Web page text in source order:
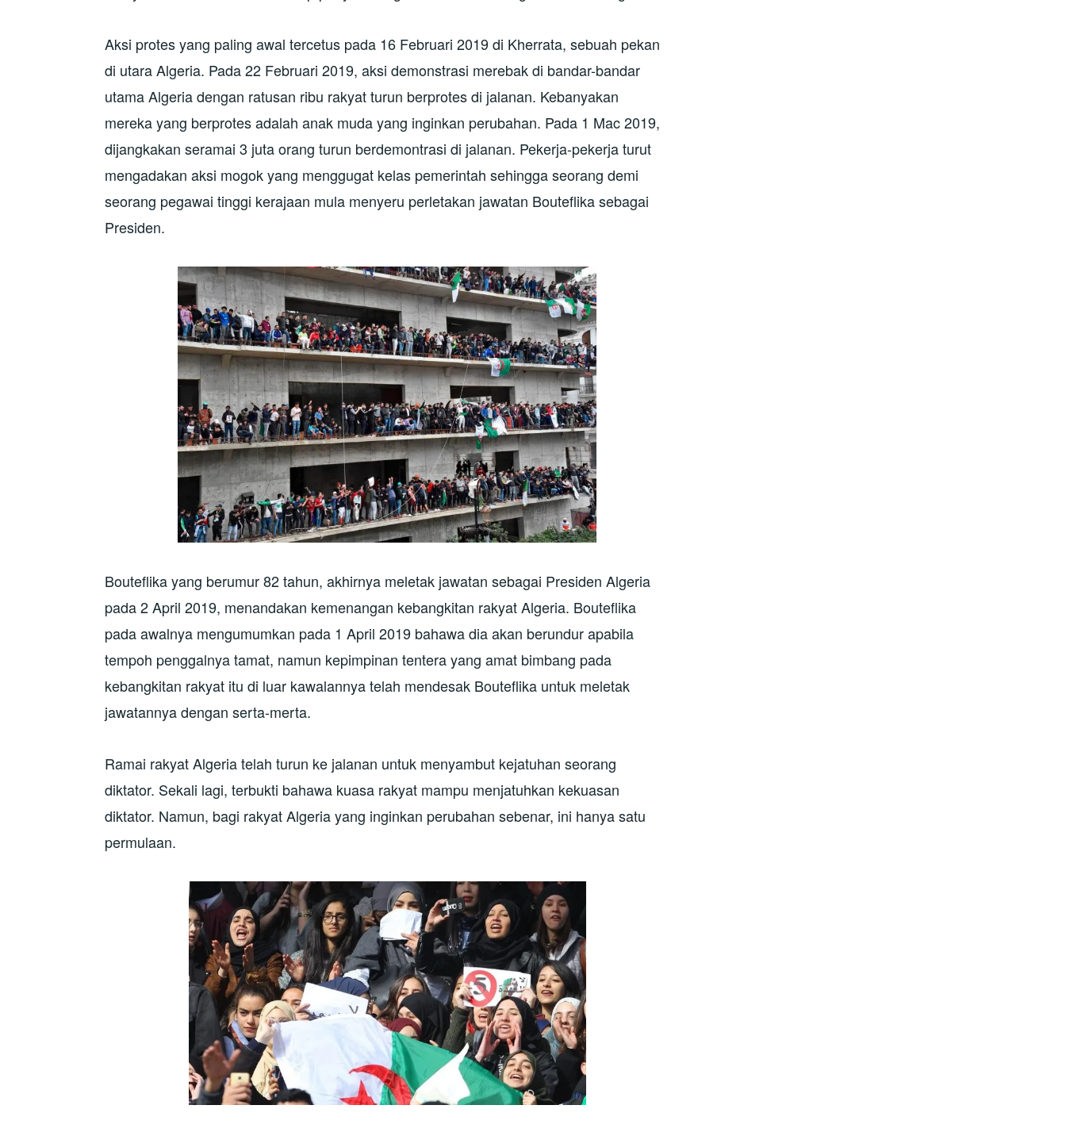
Aksi protes yang paling awal tercetus pada 16 Februari 2019 di Kherrata, sebuah pekan
di utara Algeria. Pada 22 Februari 2019, aksi demonstrasi merebak di bandar-bandar
utama Algeria dengan ratusan ribu rakyat turun berprotes di jalanan. Kebanyakan
mereka yang berprotes adalah anak muda yang inginkan perubahan. Pada 1 Mac 2019,
dijangkakan seramai 3 juta orang turun berdemontrasi di jalanan. Pekerja-pekerja turut
mengadakan aksi mogok yang menggugat kelas pemerintah sehingga seorang demi
seorang pegawai tinggi kerajaan mula menyeru perletakan jawatan Bouteflika sebagai
Presiden.
Bouteflika yang berumur 82 tahun, akhirnya meletak jawatan sebagai Presiden Algeria
pada 2 April 2019, menandakan kemenangan kebangkitan rakyat Algeria. Bouteflika
pada awalnya mengumumkan pada 1 April 2019 bahawa dia akan berundur apabila
tempoh penggalnya tamat, namun kepimpinan tentera yang amat bimbang pada
kebangkitan rakyat itu di luar kawalannya telah mendesak Bouteflika untuk meletak
jawatannya dengan serta-merta.
Ramai rakyat Algeria telah turun ke jalanan untuk menyambut kejatuhan seorang
diktator. Sekali lagi, terbukti bahawa kuasa rakyat mampu menjatuhkan kekuasan
diktator. Namun, bagi rakyat Algeria yang inginkan perubahan sebenar, ini hanya satu
permulaan.